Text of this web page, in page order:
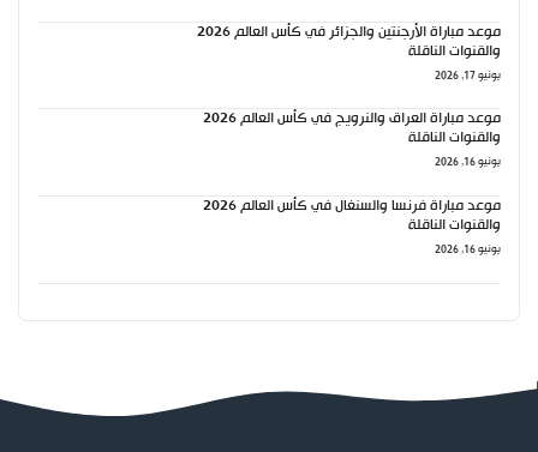
موعد مباراة الأرجنتين والجزائر في كأس العالم 2026
والقنوات الناقلة
يونيو 17, 2026
موعد مباراة العراق والنرويج في كأس العالم 2026
والقنوات الناقلة
يونيو 16, 2026
موعد مباراة فرنسا والسنغال في كأس العالم 2026
والقنوات الناقلة
يونيو 16, 2026